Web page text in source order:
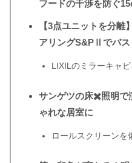
フードの干渉を防ぐ
【3点ユニットを分離
アリングS&PⅡでバス
LIXILのミラーキャ
サンゲツの床✖️照明で
ゃれな居室に
ロールスクリーンを